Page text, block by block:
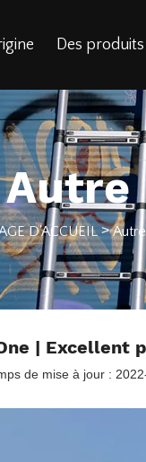
Des produits
Autre
D'ACCUEIL >Autre
| Excellent
de mise à jour :